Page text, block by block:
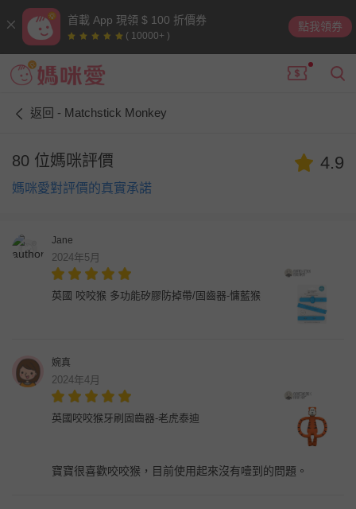
首載 App 現領 $ 100 折價券
( 10000+ )
點我領券
返回 - Matchstick Monkey
80 位媽咪評價
媽咪愛對評價的真實承諾
4.9
Jane
2024年5月
英國 咬咬猴 多功能矽膠防掉帶/固齒器-慵藍猴
婉真
2024年4月
英國咬咬猴牙刷固齒器-老虎泰迪
寶寶很喜歡咬咬猴，目前使用起來沒有噎到的問題。